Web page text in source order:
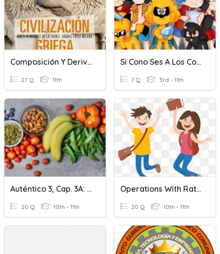
Composición Y Derivación Españolas Con Elementos Griegos
27 Q 11th
Si Cono Ses A Los Compas En 10 Se
7 Q 3rd - 11th
Auténtico 3, Cap. 3A: Práctica Con Los Mandatos Con Tú
20 Q 10th - 11th
Operations With Rational Expressions
20 Q 10th - 11th